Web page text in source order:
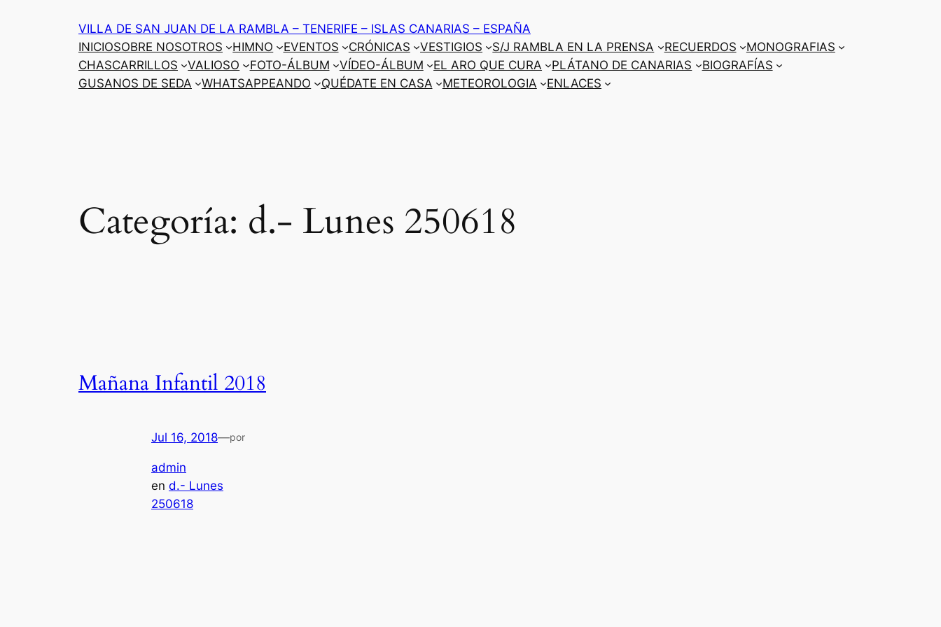
VILLA DE SAN JUAN DE LA RAMBLA – TENERIFE – ISLAS CANARIAS – ESPAÑA
INICIOSOBRE NOSOTROS HIMNO EVENTOS CRÓNICAS VESTIGIOS S/J RAMBLA EN LA PRENSA RECUERDOS
MONOGRAFIAS
CHASCARRILLOS
VALIOSO FOTO-ÁLBUM VÍDEO-ÁLBUM EL ARO QUE CURA PLÁTANO DE CANARIAS
BIOGRAFÍAS
GUSANOS DE SEDA
WHATSAPPEANDO QUÉDATE EN CASA METEOROLOGIA ENLACES
Categoría: d.- Lunes 250618
Mañana Infantil 2018
Jul 16, 2018—por
admin
en d.- Lunes
250618